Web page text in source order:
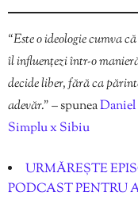
“Este o ideologie cumva
îl influențezi într-o
decide liber, fără ca
adevăr.”– spunea
Simplu x Sibiu
URMĂREȘTE
PODCAST PENTRU